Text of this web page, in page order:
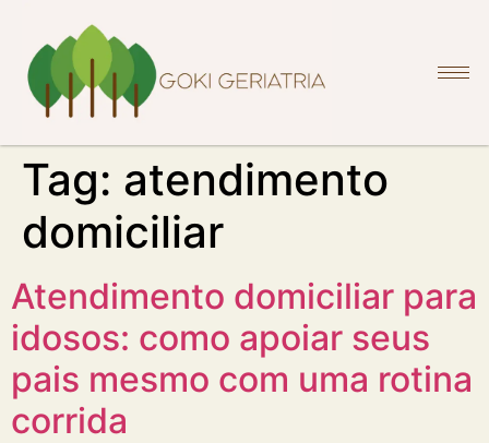
Tag: atendimento
domiciliar
Atendimento domiciliar para
idosos: como apoiar seus
pais mesmo com uma rotina
corrida